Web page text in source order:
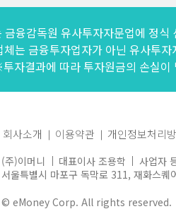
융감독원 유사투자자문업에 정식
는 금융투자업자가 아닌 유사투
자결과에 따라 투자원금의 손실이
회사소개 이용약관 개인정보처리
(주)이머니 대표이사 조용학
사업자
서울특별시 마포구 독막로 311, 재화스
© eMoney Corp. All rights reserved.